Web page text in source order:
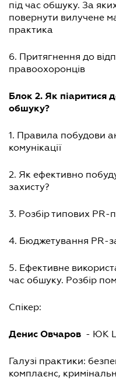
під час обшуку. За
повернути вилучене
практика
6. Притягнення до
правоохоронців
Блок 2. Як піаритися
обшуку?
1. Правила побудови
комунікації
2. Як ефективно
захисту?
3. Розбір типових PR-
4. Бюджетування PR-
5. Ефективне
час обшуку. Розбір
Спікер:
Денис Овчаров - ЮК
Галузі практики:
комплаєнс,